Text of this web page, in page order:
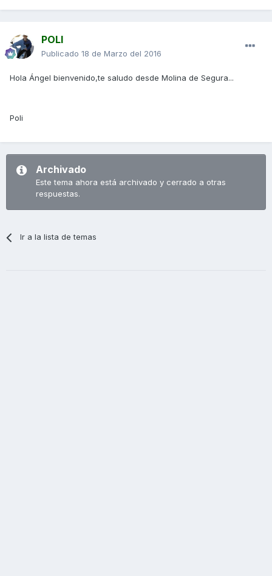
POLI
Publicado 18 de Marzo del 2016
Hola Ángel bienvenido,te saludo desde Molina de Segura...
Poli
Archivado
Este tema ahora está archivado y cerrado a otras
respuestas.
Ir a la lista de temas